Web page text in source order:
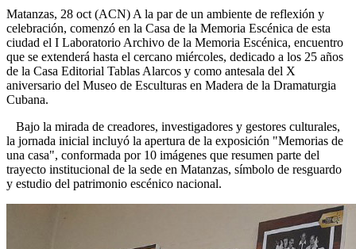
Matanzas, 28 oct (ACN) A la par de un ambiente de reflexión y
celebración, comenzó en la Casa de la Memoria Escénica de esta
ciudad el I Laboratorio Archivo de la Memoria Escénica, encuentro
que se extenderá hasta el cercano miércoles, dedicado a los 25 años
de la Casa Editorial Tablas Alarcos y como antesala del X
aniversario del Museo de Esculturas en Madera de la Dramaturgia
Cubana.
Bajo la mirada de creadores, investigadores y gestores culturales,
la jornada inicial incluyó la apertura de la exposición "Memorias de
una casa", conformada por 10 imágenes que resumen parte del
trayecto institucional de la sede en Matanzas, símbolo de resguardo
y estudio del patrimonio escénico nacional.